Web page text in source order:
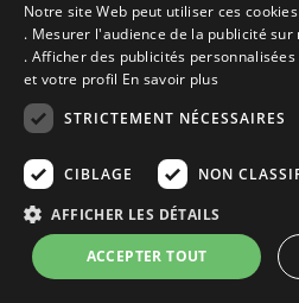
Notre site Web peut utiliser ces
. Mesurer l'audience de la publicité
. Afficher des publicités
et votre profil En savoir plus
STRICTEMENT NÉCESSAIRES
CIBLAGE NON
AFFICHER LES DÉTAILS
ACCEPTER TOUT